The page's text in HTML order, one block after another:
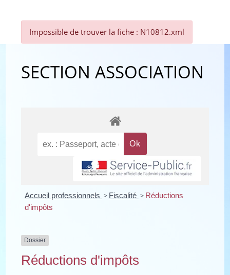
Impossible de trouver la fiche : N10812.xml
SECTION ASSOCIATION
Accueil professionnels > Fiscalité > Réductions
d'impôts
Dossier
Réductions d'impôts